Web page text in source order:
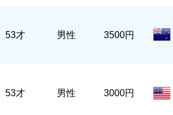
53才 男性 3500円
53才 男性 3000円